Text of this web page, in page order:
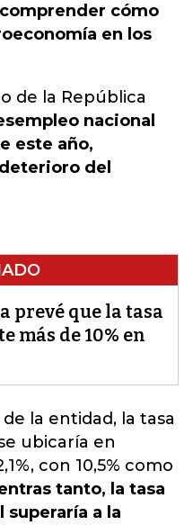
cómo
en los
de la República
nacional
este año,
del
prevé que la tasa
más de 10% en
la entidad, la tasa
ubicaría en
con 10,5% como
tanto, la tasa
a la